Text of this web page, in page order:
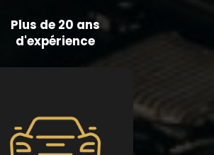
Plus de 20 ans
d'expérience